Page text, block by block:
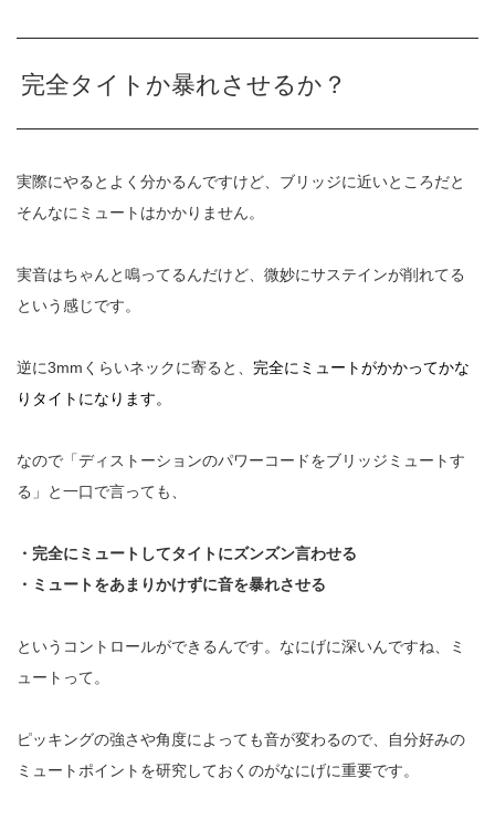
完全タイトか暴れさせるか？
実際にやるとよく分かるんですけど、ブリッジに近いところだと
そんなにミュートはかかりません。
実音はちゃんと鳴ってるんだけど、微妙にサステインが削れてる
という感じです。
逆に3mmくらいネックに寄ると、 完全にミュートがかかってかな
りタイトになります。
なので「ディストーションのパワーコードをブリッジミュートす
る」と一口で言っても、
・完全にミュートしてタイトにズンズン言わせる
・ミュートをあまりかけずに音を暴れさせる
というコントロールができるんです。なにげに深いんですね、ミ
ュートって。
ピッキングの強さや角度によっても音が変わるので、自分好みの
ミュートポイントを研究しておくのがなにげに重要です。